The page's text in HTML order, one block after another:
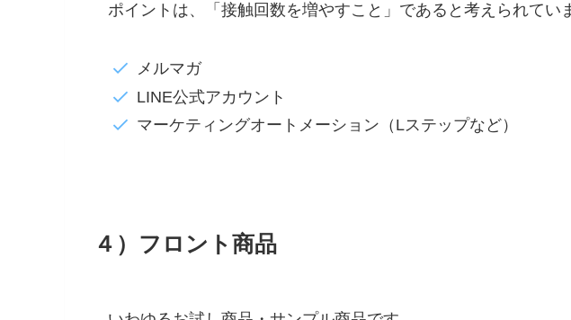
ポイントは、「接触回数を増やすこと」であると考えられてい
メルマガ
LINE公式アカウント
マーケティングオートメーション（Lステップなど）
４）フロント商品